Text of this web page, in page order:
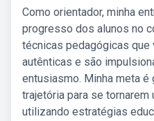
Como orientador, minha
progresso dos alunos no
técnicas pedagógicas que
autênticas e são
entusiasmo. Minha meta
trajetória para se tornarem
utilizando estratégias